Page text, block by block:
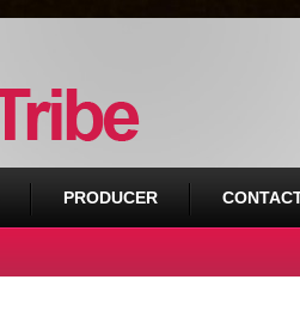
PRODUCER